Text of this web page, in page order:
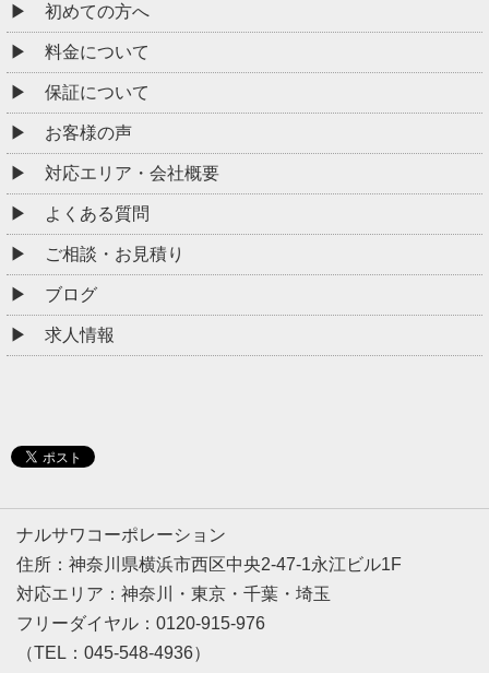
初めての方へ
料金について
保証について
お客様の声
対応エリア・会社概要
よくある質問
ご相談・お見積り
ブログ
求人情報
ナルサワコーポレーション
住所：神奈川県横浜市西区中央2-47-1永江ビル1F
対応エリア：神奈川・東京・千葉・埼玉
フリーダイヤル：0120-915-976
（TEL：045-548-4936）